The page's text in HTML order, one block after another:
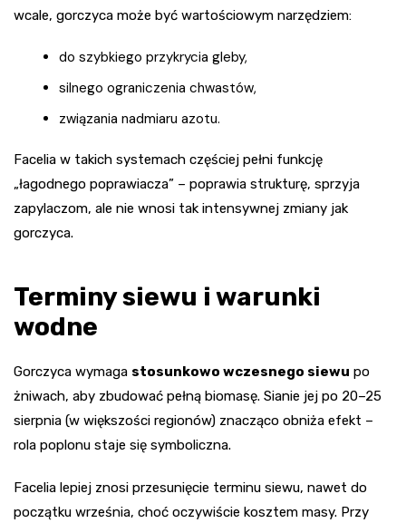
wcale, gorczyca może być wartościowym narzędziem:
do szybkiego przykrycia gleby,
silnego ograniczenia chwastów,
związania nadmiaru azotu.
Facelia w takich systemach częściej pełni funkcję
„łagodnego poprawiacza” – poprawia strukturę, sprzyja
zapylaczom, ale nie wnosi tak intensywnej zmiany jak
gorczyca.
Terminy siewu i warunki
wodne
Gorczyca wymaga stosunkowo wczesnego siewu po
żniwach, aby zbudować pełną biomasę. Sianie jej po 20–25
sierpnia (w większości regionów) znacząco obniża efekt –
rola poplonu staje się symboliczna.
Facelia lepiej znosi przesunięcie terminu siewu, nawet do
początku września, choć oczywiście kosztem masy. Przy